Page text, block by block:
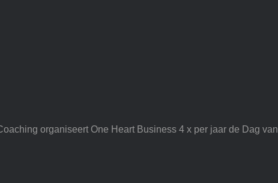
organiseert One Heart Business 4 x per jaar de Dag van